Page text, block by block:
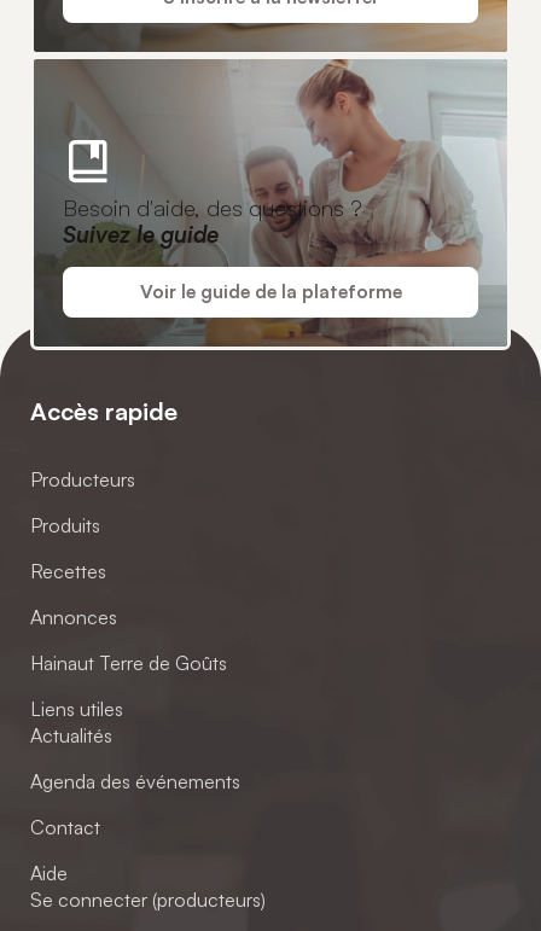
Besoin d'aide, des questions ?
Suivez le guide
Voir le guide de la plateforme
Accès rapide
Producteurs
Produits
Recettes
Annonces
Hainaut Terre de Goûts
Liens utiles
Actualités
Agenda des événements
Contact
Aide
Se connecter (producteurs)